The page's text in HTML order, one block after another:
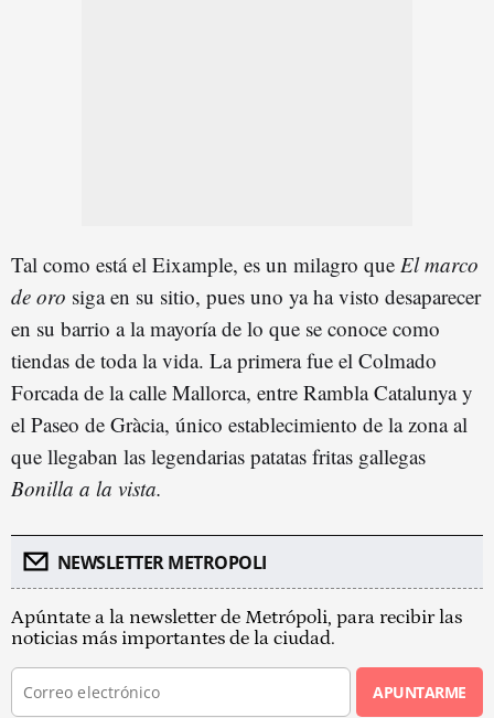
Tal como está el Eixample, es un milagro que El marco
de oro siga en su sitio, pues uno ya ha visto desaparecer
en su barrio a la mayoría de lo que se conoce como
tiendas de toda la vida. La primera fue el Colmado
Forcada de la calle Mallorca, entre Rambla Catalunya y
el Paseo de Gràcia, único establecimiento de la zona al
que llegaban las legendarias patatas fritas gallegas
Bonilla a la vista.
NEWSLETTER METROPOLI
Apúntate a la newsletter de Metrópoli, para recibir las
noticias más importantes de la ciudad.
APUNTARME